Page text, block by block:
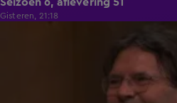
Gisteren, 21:18